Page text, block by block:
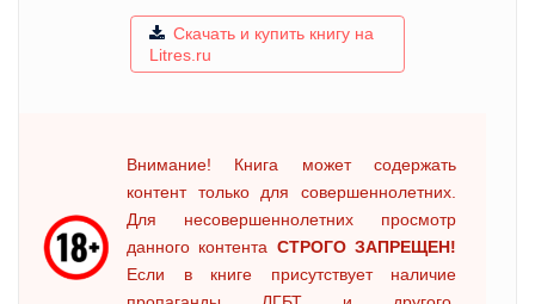
Скачать и купить книгу на
Litres.ru
Внимание! Книга может содержать
контент только для совершеннолетних.
Для несовершеннолетних просмотр
данного контента СТРОГО ЗАПРЕЩЕН!
Если в книге присутствует наличие